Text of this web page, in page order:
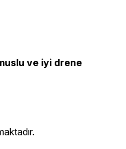
ve iyi drene